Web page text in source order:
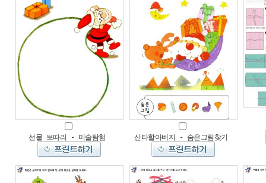
선물 보따리 - 미술탐험 산타할아버지 - 숨은그림찾기